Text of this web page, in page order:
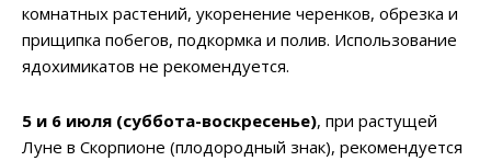
комнатных растений, укоренение черенков, обрезка и
прищипка побегов, подкормка и полив. Использование
ядохимикатов не рекомендуется.
5 и 6 июля (суббота-воскресенье), при растущей
Луне в Скорпионе (плодородный знак), рекомендуется